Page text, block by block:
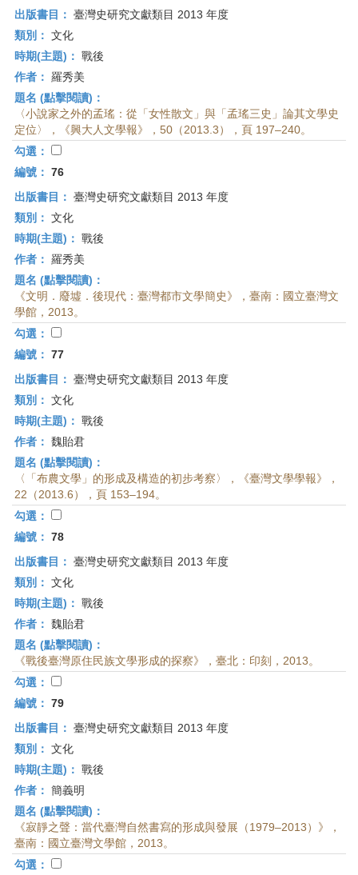
出版書目： 臺灣史研究文獻類目 2013 年度
類別： 文化
時期(主題)： 戰後
作者： 羅秀美
題名 (點擊閱讀)：
〈小說家之外的孟瑤：從「女性散文」與「孟瑤三史」論其文學史
定位〉，《興大人文學報》，50（2013.3），頁 197–240。
勾選：
編號： 76
出版書目： 臺灣史研究文獻類目 2013 年度
類別： 文化
時期(主題)： 戰後
作者： 羅秀美
題名 (點擊閱讀)：
《文明．廢墟．後現代：臺灣都市文學簡史》，臺南：國立臺灣文
學館，2013。
勾選：
編號： 77
出版書目： 臺灣史研究文獻類目 2013 年度
類別： 文化
時期(主題)： 戰後
作者： 魏貽君
題名 (點擊閱讀)：
〈「布農文學」的形成及構造的初步考察〉，《臺灣文學學報》，
22（2013.6），頁 153–194。
勾選：
編號： 78
出版書目： 臺灣史研究文獻類目 2013 年度
類別： 文化
時期(主題)： 戰後
作者： 魏貽君
題名 (點擊閱讀)：
《戰後臺灣原住民族文學形成的探察》，臺北：印刻，2013。
勾選：
編號： 79
出版書目： 臺灣史研究文獻類目 2013 年度
類別： 文化
時期(主題)： 戰後
作者： 簡義明
題名 (點擊閱讀)：
《寂靜之聲：當代臺灣自然書寫的形成與發展（1979–2013）》，
臺南：國立臺灣文學館，2013。
勾選：